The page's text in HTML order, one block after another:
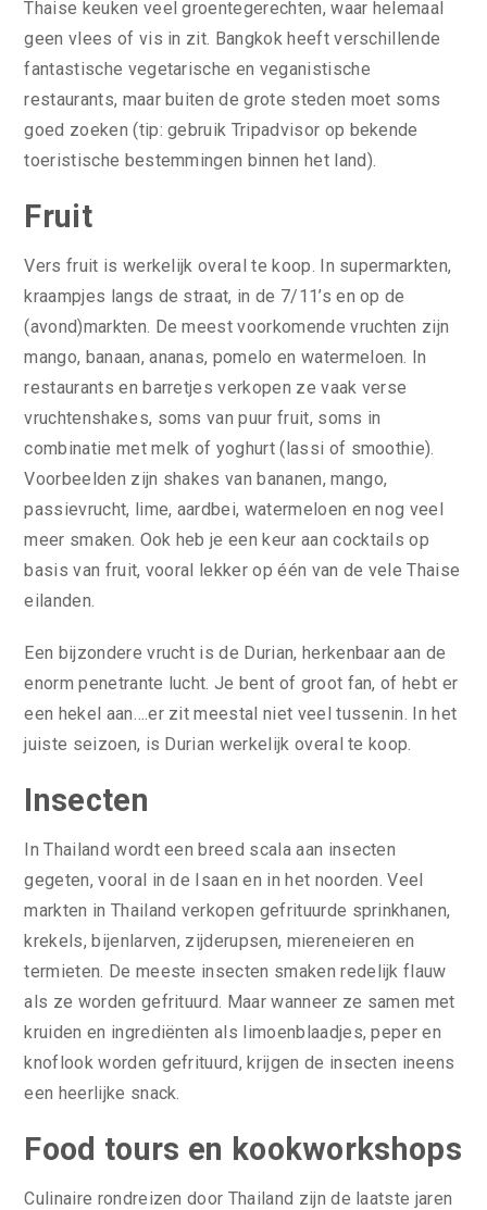
Thaise keuken veel groentegerechten, waar helemaal
geen vlees of vis in zit. Bangkok heeft verschillende
fantastische vegetarische en veganistische
restaurants, maar buiten de grote steden moet soms
goed zoeken (tip: gebruik Tripadvisor op bekende
toeristische bestemmingen binnen het land).
Fruit
Vers fruit is werkelijk overal te koop. In supermarkten,
kraampjes langs de straat, in de 7/11’s en op de
(avond)markten. De meest voorkomende vruchten zijn
mango, banaan, ananas, pomelo en watermeloen. In
restaurants en barretjes verkopen ze vaak verse
vruchtenshakes, soms van puur fruit, soms in
combinatie met melk of yoghurt (lassi of smoothie).
Voorbeelden zijn shakes van bananen, mango,
passievrucht, lime, aardbei, watermeloen en nog veel
meer smaken. Ook heb je een keur aan cocktails op
basis van fruit, vooral lekker op één van de vele Thaise
eilanden.
Een bijzondere vrucht is de Durian, herkenbaar aan de
enorm penetrante lucht. Je bent of groot fan, of hebt er
een hekel aan….er zit meestal niet veel tussenin. In het
juiste seizoen, is Durian werkelijk overal te koop.
Insecten
In Thailand wordt een breed scala aan insecten
gegeten, vooral in de Isaan en in het noorden. Veel
markten in Thailand verkopen gefrituurde sprinkhanen,
krekels, bijenlarven, zijderupsen, miereneieren en
termieten. De meeste insecten smaken redelijk flauw
als ze worden gefrituurd. Maar wanneer ze samen met
kruiden en ingrediënten als limoenblaadjes, peper en
knoflook worden gefrituurd, krijgen de insecten ineens
een heerlijke snack.
Food tours en kookworkshops
Culinaire rondreizen door Thailand zijn de laatste jaren